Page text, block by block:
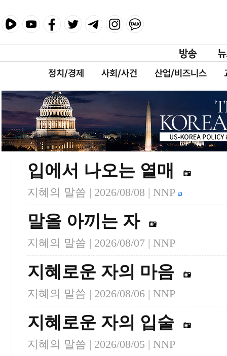
정치/경제 사회/사건 산업/비즈니스
입에서 나오는 열매
지혜의 말씀 | 2026/08/08 | NNP
말을 아끼는 자
지혜의 말씀 | 2026/08/07 | NNP
지혜로운 자의 마음
지혜의 말씀 | 2026/08/06 | NNP
지혜로운 자의 입술
지혜의 말씀 | 2026/08/05 | NNP